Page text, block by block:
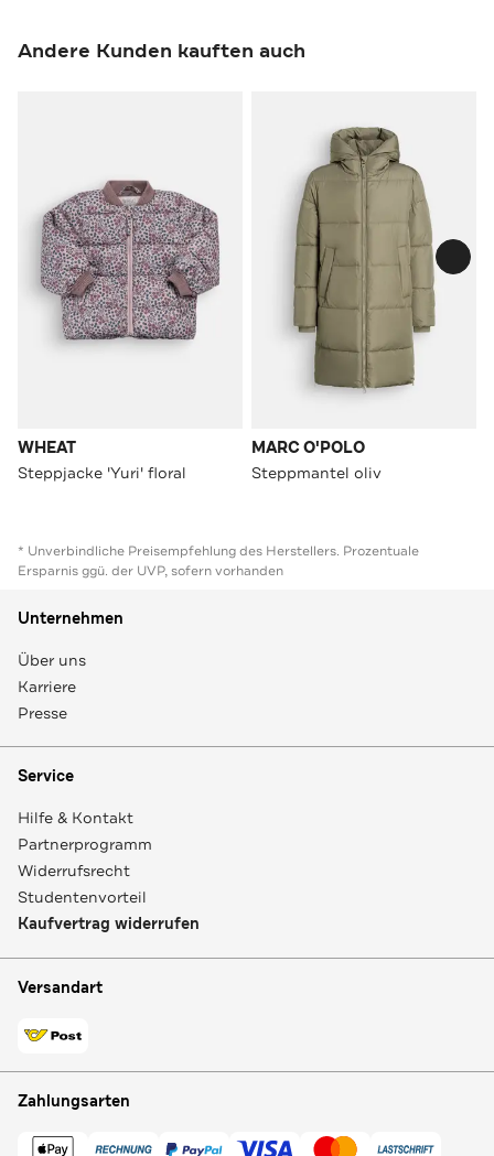
Andere Kunden kauften auch
WHEAT
Steppjacke 'Yuri' floral
MARC O'POLO
Steppmantel oliv
* Unverbindliche Preisempfehlung des Herstellers. Prozentuale
Ersparnis ggü. der UVP, sofern vorhanden
Unternehmen
Über uns
Karriere
Presse
Service
Hilfe & Kontakt
Partnerprogramm
Widerrufsrecht
Studentenvorteil
Kaufvertrag widerrufen
Versandart
Zahlungsarten